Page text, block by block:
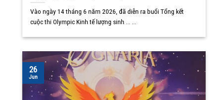
Vào ngày 14 tháng 6 năm 2026, đã diễn ra buổi Tổng kết
cuộc thi Olympic Kinh tế lượng sinh ... ...
26
Jun